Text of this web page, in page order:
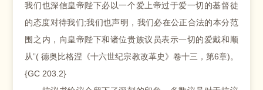
我们也深信皇帝陛下必以一个爱上帝过于爱一切的基督徒
的态度对待我们;我们也声明，我们必在公正合法的本分范
围之内，向皇帝陛下和诸位贵族议员表示一切的爱戴和顺
从”( 德奥比格涅《十六世纪宗教改革史》卷十三，第6章)。
{GC 203.2}